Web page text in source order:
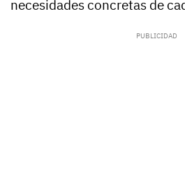
necesidades concretas de